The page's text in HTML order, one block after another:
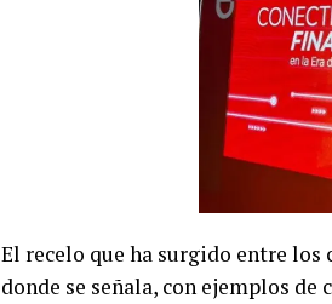
El recelo que ha surgido entre los
donde se señala, con ejemplos